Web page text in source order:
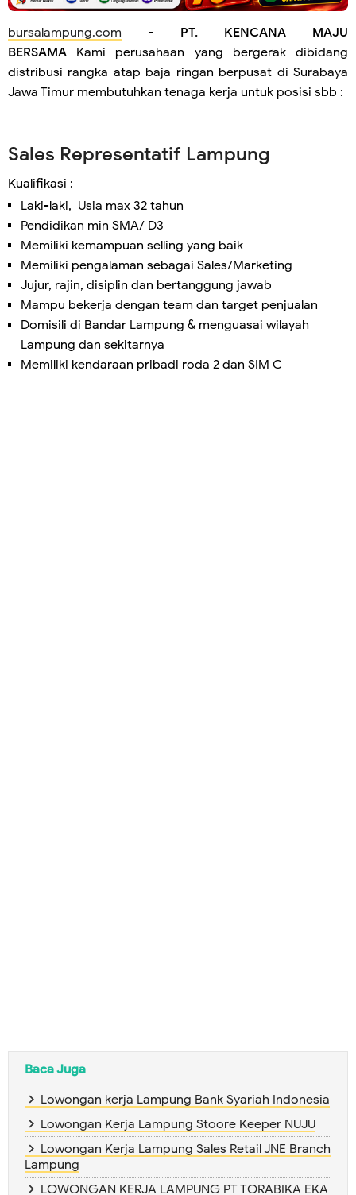
bursalampung.com - PT. KENCANA MAJU
BERSAMA Kami perusahaan yang bergerak dibidang
distribusi rangka atap baja ringan berpusat di Surabaya
Jawa Timur membutuhkan tenaga kerja untuk posisi sbb :
Sales Representatif Lampung
Kualifikasi :
Laki-laki, Usia max 32 tahun
Pendidikan min SMA/ D3
Memiliki kemampuan selling yang baik
Memiliki pengalaman sebagai Sales/Marketing
Jujur, rajin, disiplin dan bertanggung jawab
Mampu bekerja dengan team dan target penjualan
Domisili di Bandar Lampung & menguasai wilayah
Lampung dan sekitarnya
Memiliki kendaraan pribadi roda 2 dan SIM C
Baca Juga
Lowongan kerja Lampung Bank Syariah Indonesia
Lowongan Kerja Lampung Stoore Keeper NUJU
Lowongan Kerja Lampung Sales Retail JNE Branch
Lampung
LOWONGAN KERJA LAMPUNG PT TORABIKA EKA